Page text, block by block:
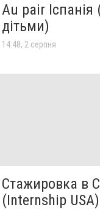
Au pair Іспанія
дітьми)
14:48, 2 серпня
Стажировка в
(Internship USA)